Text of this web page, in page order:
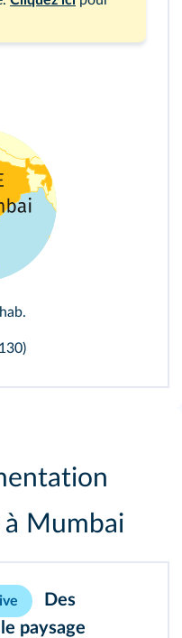
à Mumbai
Des
paysage